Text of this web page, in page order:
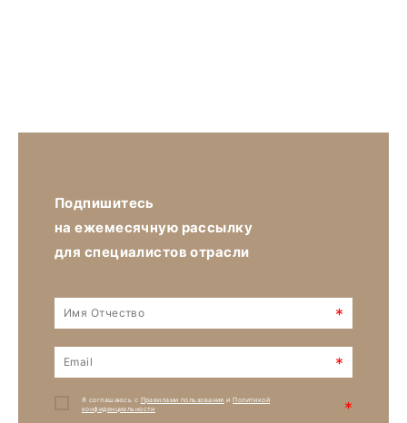
Подпишитесь
на ежемесячную рассылку
для специалистов отрасли
*
*
Я соглашаюсь с Правилами пользования иПолитикой
конфиденциальности
*